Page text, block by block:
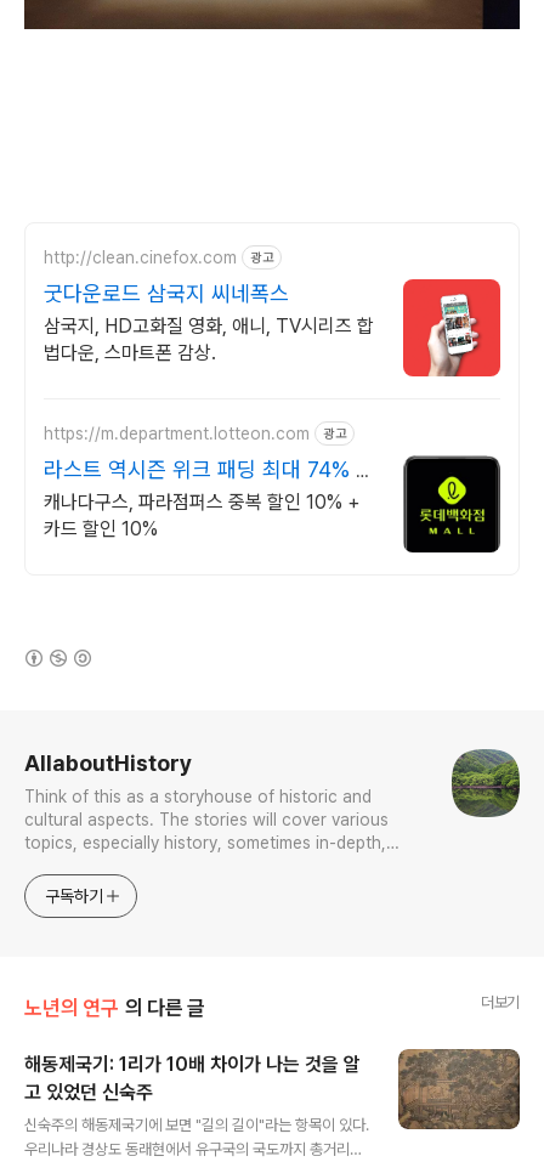
http://clean.cinefox.com 광고
굿다운로드 삼국지 씨네폭스
삼국지, HD고화질 영화, 애니, TV시리즈 합
법다운, 스마트폰 감상.
https://m.department.lotteon.com 광고
라스트 역시즌 위크 패딩 최대 74% 할
인
캐나다구스, 파라점퍼스 중복 할인 10% +
카드 할인 10%
AllaboutHistory
Think of this as a storyhouse of historic and
cultural aspects. The stories will cover various
topics, especially history, sometimes in-depth,
approach will be to resist any common sense or
generalized viewpoint
구독하기
노년의 연구 의 다른 글 더보기
해동제국기: 1리가 10배 차이가 나는 것을 알
고 있었던 신숙주
신숙주의 해동제국기에 보면 "길의 길이"라는 항목이 있다.
우리나라 경상도 동래현에서 유구국의 국도까지 총거리를